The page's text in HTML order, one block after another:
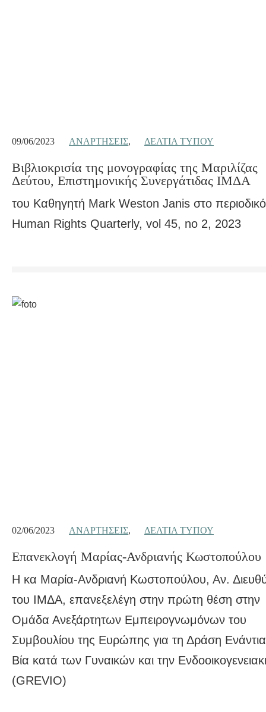
09/06/2023 ΑΝΑΡΤΉΣΕΙΣ, ΔΕΛΤΊΑ ΤΎΠΟΥ
Βιβλιοκρισία της μονογραφίας της Μαριλίζας
Δεύτου, Επιστημονικής Συνεργάτιδας ΙΜΔΑ
του Καθηγητή Mark Weston Janis στο περιοδικό
Human Rights Quarterly, vol 45, no 2, 2023
02/06/2023 ΑΝΑΡΤΉΣΕΙΣ, ΔΕΛΤΊΑ ΤΎΠΟΥ
Επανεκλογή Μαρίας-Ανδριανής Κωστοπούλου
Η κα Μαρία-Ανδριανή Κωστοπούλου, Αν.
του ΙΜΔΑ, επανεξελέγη στην πρώτη θέση στην
Ομάδα Ανεξάρτητων Εμπειρογνωμόνων του
Συμβουλίου της Ευρώπης για τη Δράση
Βία κατά των Γυναικών και την
(GREVIO)